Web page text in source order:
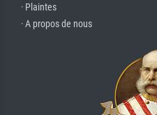
· Plaintes
· A propos de nous